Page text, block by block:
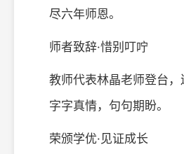
尽六年师恩。
师者致辞·惜别叮咛
教师代表林晶老师登台，
字字真情，句句期盼。
荣颁学优·见证成长